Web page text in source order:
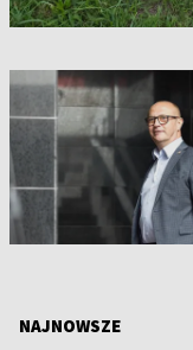
NAJNOWSZE